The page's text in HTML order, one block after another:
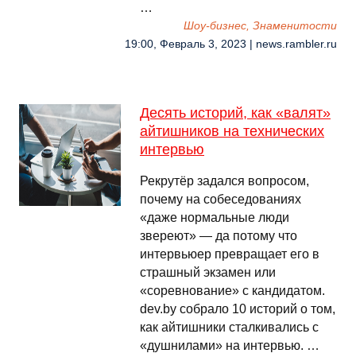
…
Шоу-бизнес, Знаменитости
19:00, Февраль 3, 2023 | news.rambler.ru
Десять историй, как «валят»
айтишников на технических
интервью
Рекрутёр задался вопросом,
почему на собеседованиях
«даже нормальные люди
звереют» — да потому что
интервьюер превращает его в
страшный экзамен или
«соревнование» с кандидатом.
dev.by собрало 10 историй о том,
как айтишники сталкивались с
«душнилами» на интервью. …